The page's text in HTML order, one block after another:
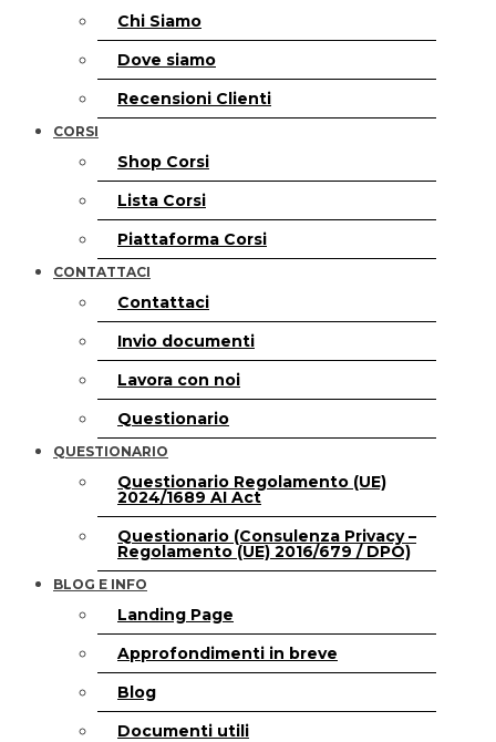
Chi Siamo
Dove siamo
Recensioni Clienti
CORSI
Shop Corsi
Lista Corsi
Piattaforma Corsi
CONTATTACI
Contattaci
Invio documenti
Lavora con noi
Questionario
QUESTIONARIO
Questionario Regolamento (UE)
2024/1689 AI Act
Questionario (Consulenza Privacy –
Regolamento (UE) 2016/679 / DPO)
BLOG E INFO
Landing Page
Approfondimenti in breve
Blog
Documenti utili